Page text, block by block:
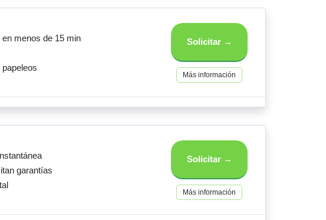
en menos de 15 min
Solicitar →
Más información
garantías
Solicitar →
Más información